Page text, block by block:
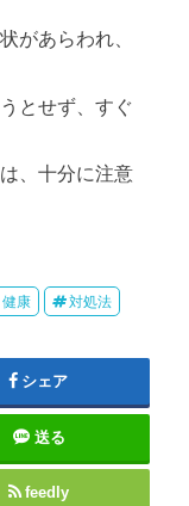
があらわれ、
とせず、すぐ
、十分に注意
健康 対処法
シェア
送る
feedly